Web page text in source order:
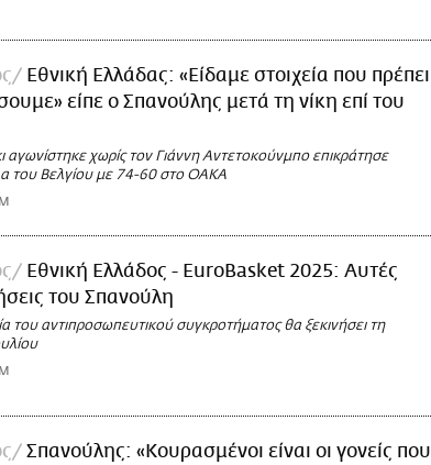
Εθνική Ελλάδας: «Είδαμε στοιχεία που πρέπει
είπε ο Σπανούλης μετά τη νίκη επί του
αγωνίστηκε χωρίς τον Γιάννη Αντετοκούνμπο επικράτησε
του Βελγίου με 74-60 στο ΟΑΚΑ
Εθνική Ελλάδος - EuroBasket 2025: Αυτές
του Σπανούλη
του αντιπροσωπευτικού συγκροτήματος θα ξεκινήσει τη
Σπανούλης: «Κουρασμένοι είναι οι γονείς που